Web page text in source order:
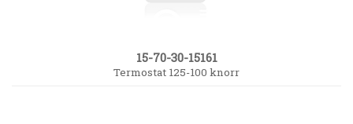
15-70-30-15161
Termostat 125-100 knorr